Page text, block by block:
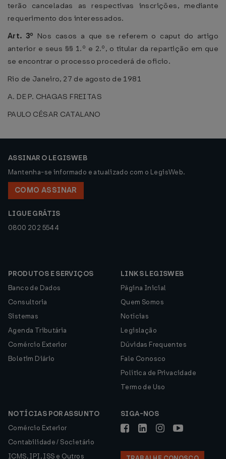
terão canceladas as respectivas inscrições, mediante
requerimento dos interessados.
Art. 3º Nos casos a que se referem o caput do artigo
anterior e seus §§ 1.º e 2.º, o titular da repartição em que
se encontrar o processo procederá de oficio.
Rio de Janeiro, 27 de agosto de 1981
A. DE P. CHAGAS FREITAS
PAULO CÉSAR CATALANO
ASSINAR O LEGISWEB
Mantenha-se informado e atualizado com o LegisWeb.
COMO ASSINAR
LIGUE GRÁTIS
0800 202 5544
PRODUTOS E SERVIÇOS
Banco de Dados
Consultoria
Sistemas
Agenda Tributária
Comércio Exterior
Boletim Diário
LINKS LEGISWEB
Página Inicial
Quem Somos
Notícias
Legislação
Dúvidas Frequentes
Fale Conosco
Política de Privacidade
Termo de Uso
NOTÍCIAS POR ASSUNTO
Comércio Exterior
Contabilidade / Societário
ICMS, IPI, ISS e Outros
SIGA-NOS